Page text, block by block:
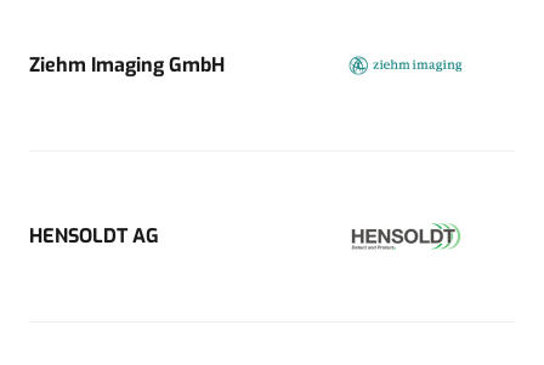
Ziehm Imaging GmbH
HENSOLDT AG